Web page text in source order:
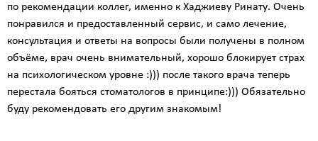
по рекомендации коллег, именно к Хаджиеву Ринату. Очень
понравился и предоставленный сервис, и само лечение,
консультация и ответы на вопросы были получены в полном
объёме, врач очень внимательный, хорошо блокирует страх
на психологическом уровне :))) после такого врача теперь
перестала бояться стоматологов в принципе:))) Обязательно
буду рекомендовать его другим знакомым!